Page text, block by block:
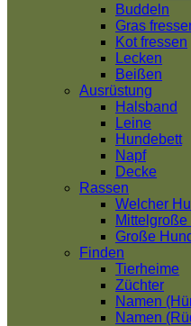
Buddeln
Gras
Kot fressen
Lecken
Beißen
Ausrüstung
Halsband
Leine
Hundebett
Napf
Decke
Rassen
Welcher
Große
Finden
Tierheime
Züchter
Namen
Namen